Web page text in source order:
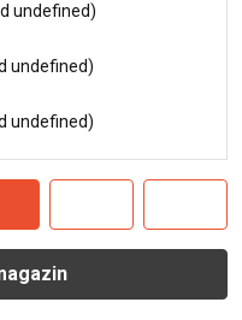
undefined)
undefined)
undefined)